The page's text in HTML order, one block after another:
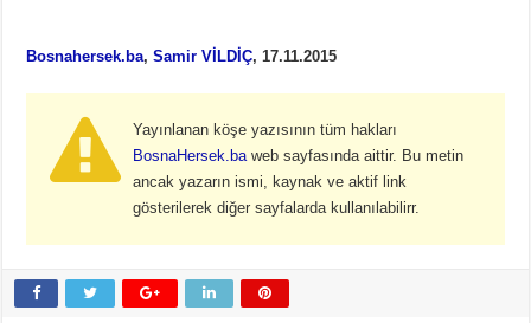
Bosnahersek.ba,Samir VİLDİÇ, 17.11.2015
Yayınlanan köşe yazısının tüm hakları
BosnaHersek.ba web sayfasında aittir. Bu metin
ancak yazarın ismi, kaynak ve aktif link
gösterilerek diğer sayfalarda kullanılabilirr.